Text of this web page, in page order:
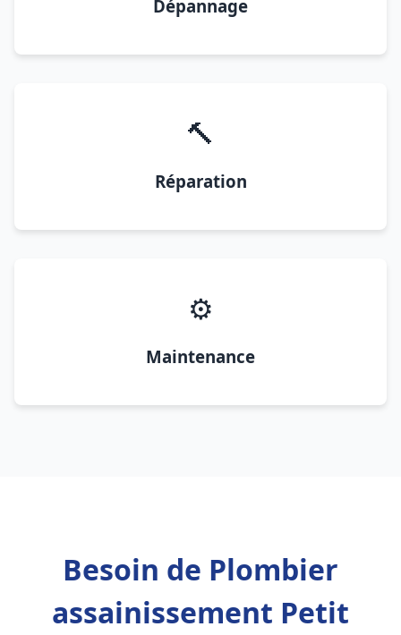
Dépannage
🔨
Réparation
⚙️
Maintenance
Besoin de Plombier
assainissement Petit